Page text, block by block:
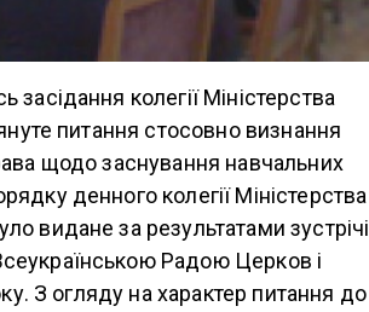
колегії Міністерства
питання стосовно визнання
щодо заснування навчальних
денного колегії Міністерства
видане за результатами зустрічі
Радою Церков і
З огляду на характер питання до